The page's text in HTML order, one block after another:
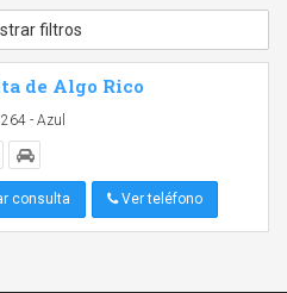
filtros
de Algo Rico
- Azul
consulta Ver teléfono